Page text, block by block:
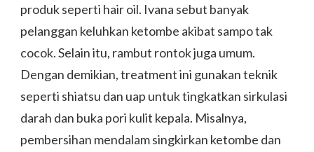
produk seperti hair oil. Ivana sebut banyak
pelanggan keluhkan ketombe akibat sampo tak
cocok. Selain itu, rambut rontok juga umum.
Dengan demikian, treatment ini gunakan teknik
seperti shiatsu dan uap untuk tingkatkan sirkulasi
darah dan buka pori kulit kepala. Misalnya,
pembersihan mendalam singkirkan ketombe dan